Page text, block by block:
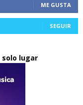
ME GUSTA
SEGUIR
solo lugar